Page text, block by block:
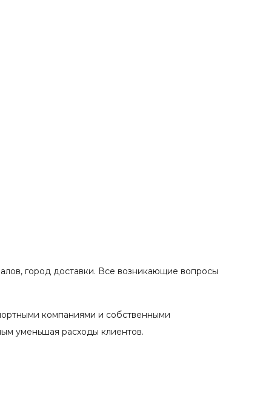
город доставки. Все возникающие вопросы
компаниями и собственными
уменьшая расходы клиентов.